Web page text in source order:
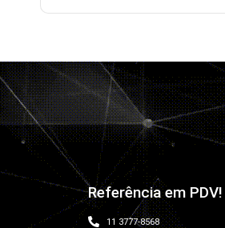
Referência em PDV!
11 3777-8568